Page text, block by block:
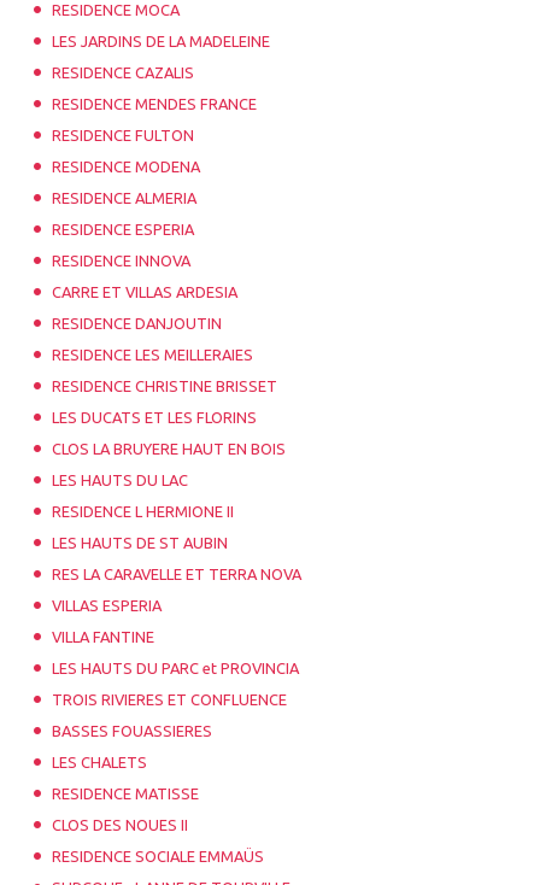
RESIDENCE MOCA
LES JARDINS DE LA MADELEINE
RESIDENCE CAZALIS
RESIDENCE MENDES FRANCE
RESIDENCE FULTON
RESIDENCE MODENA
RESIDENCE ALMERIA
RESIDENCE ESPERIA
RESIDENCE INNOVA
CARRE ET VILLAS ARDESIA
RESIDENCE DANJOUTIN
RESIDENCE LES MEILLERAIES
RESIDENCE CHRISTINE BRISSET
LES DUCATS ET LES FLORINS
CLOS LA BRUYERE HAUT EN BOIS
LES HAUTS DU LAC
RESIDENCE L HERMIONE II
LES HAUTS DE ST AUBIN
RES LA CARAVELLE ET TERRA NOVA
VILLAS ESPERIA
VILLA FANTINE
LES HAUTS DU PARC et PROVINCIA
TROIS RIVIERES ET CONFLUENCE
BASSES FOUASSIERES
LES CHALETS
RESIDENCE MATISSE
CLOS DES NOUES II
RESIDENCE SOCIALE EMMAÜS